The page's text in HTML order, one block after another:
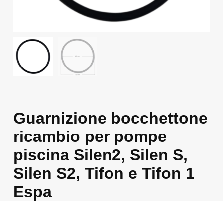
Guarnizione bocchettone
ricambio per pompe
piscina Silen2, Silen S,
Silen S2, Tifon e Tifon 1
Espa